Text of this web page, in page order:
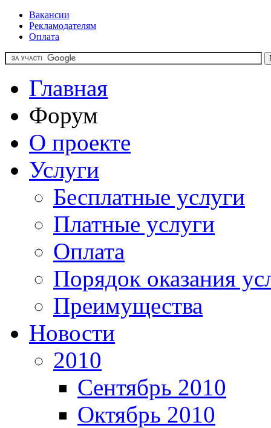
Вакансии
Рекламодателям
Оплата
Главная
Форум
О проекте
Услуги
Бесплатные услуги
Платные услуги
Оплата
Порядок оказания
Преимущества
Новости
2010
Сентябрь 2010
Октябрь 2010